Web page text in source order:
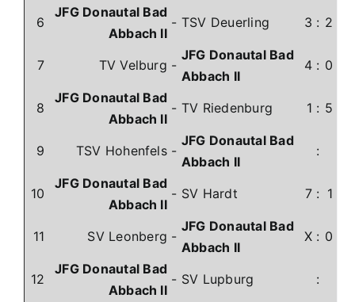
6
JFG Donautal Bad
Abbach II
- TSV Deuerling 3 : 2
7 TV Velburg -
JFG Donautal Bad
Abbach II
4: 0
8
JFG Donautal Bad
Abbach II
- TV Riedenburg 1 : 5
9 TSV Hohenfels-
JFG Donautal Bad
Abbach II
:
10
JFG Donautal Bad
Abbach II
- SV Hardt 7: 1
11 SV Leonberg -
JFG Donautal Bad
Abbach II
X: 0
12
JFG Donautal Bad
Abbach II
- SV Lupburg :